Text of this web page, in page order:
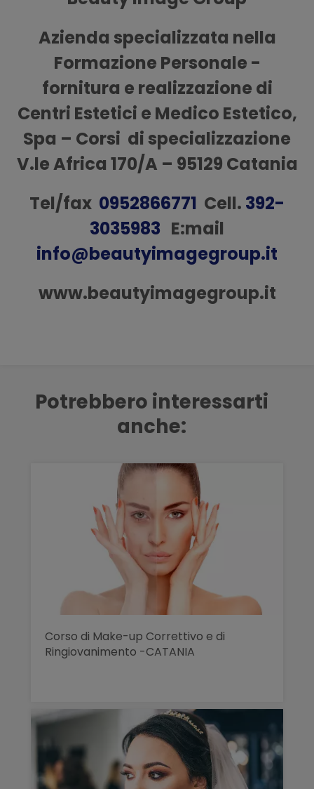
Azienda specializzata nella
Formazione Personale -
fornitura e realizzazione di
Centri Estetici e Medico Estetico,
Spa – Corsi di specializzazione
V.le Africa 170/A – 95129 Catania
Tel/fax 0952866771 Cell. 392-
3035983 E:mail
info@beautyimagegroup.it
www.beautyimagegroup.it
Potrebbero interessarti
anche:
Corso di Make-up Correttivo e di
Ringiovanimento -CATANIA